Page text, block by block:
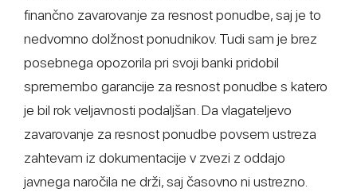
finančno zavarovanje za resnost ponudbe, saj je to
nedvomno dolžnost ponudnikov. Tudi sam je brez
posebnega opozorila pri svoji banki pridobil
spremembo garancije za resnost ponudbe s katero
je bil rok veljavnosti podaljšan. Da vlagateljevo
zavarovanje za resnost ponudbe povsem ustreza
zahtevam iz dokumentacije v zvezi z oddajo
javnega naročila ne drži, saj časovno ni ustrezno.